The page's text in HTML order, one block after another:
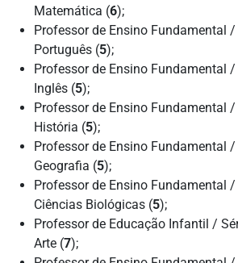
Matemática (6);
Professor de Ensino Fundamental
Português (5);
Professor de Ensino Fundamental
Inglês (5);
Professor de Ensino Fundamental
História (5);
Professor de Ensino Fundamental
Geografia (5);
Professor de Ensino Fundamental
Ciências Biológicas (5);
Professor de Educação Infantil /
Arte (7);